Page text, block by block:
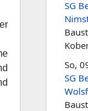
SG
So,
SG